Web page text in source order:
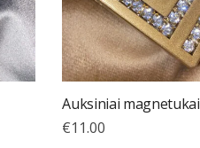
Auksiniai magnetukai
€11.00